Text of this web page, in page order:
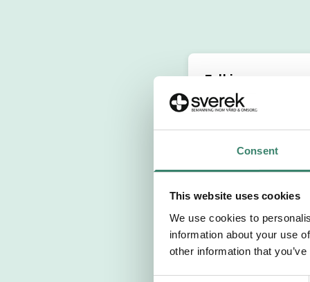
Consent
This website uses cookies
We use cookies to
information about your use
other information that
Fyll i
Välj yrkesroll
Välj önskat